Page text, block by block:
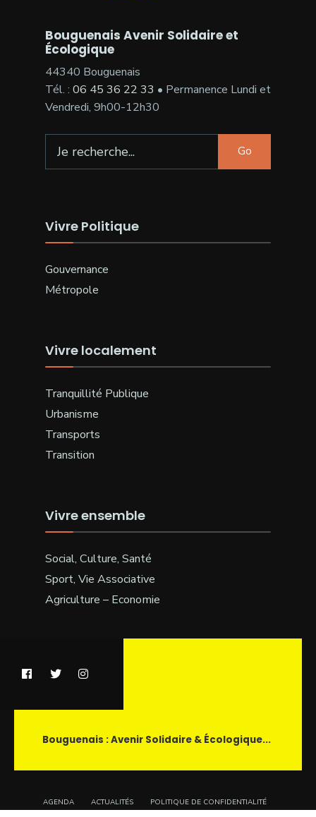
Bouguenais Avenir Solidaire et
Écologique
44340 Bouguenais
Tél. : 06 45 36 22 33 • Permanence Lundi et
Vendredi, 9h00-12h30
for:
Go
Vivre Politique
Gouvernance
Métropole
Vivre localement
Tranquillité Publique
Urbanisme
Transports
Transition
Vivre ensemble
Social, Culture, Santé
Sport, Vie Associative
Agriculture – Economie
Bouguenais : Avenir Solidaire & Écologique...
AGENDA ACTUALITÉS POLITIQUE DE CONFIDENTIALITÉ